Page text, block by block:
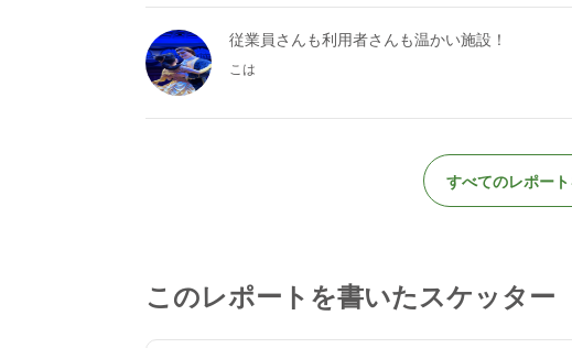
従業員さんも利用者さんも温かい施設！
こは
すべてのレポー
このレポートを書いたスケッター